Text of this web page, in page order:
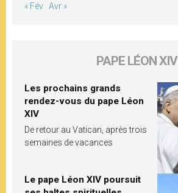
« Fév Avr »
PAPE LÉON XIV
Les prochains grands
rendez-vous du pape Léon
XIV
De retour au Vatican, après trois
semaines de vacances
Le pape Léon XIV poursuit